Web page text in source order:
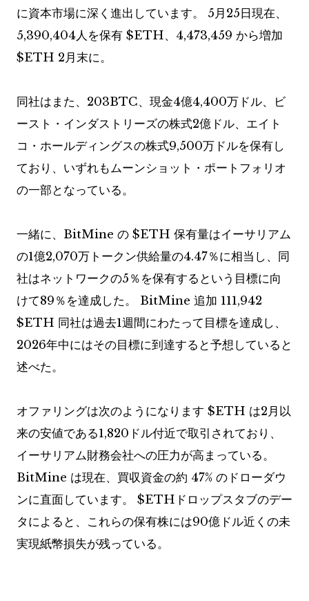
に資本市場に深く進出しています。 5月25日現在、
5,390,404人を保有 $ETH、4,473,459 から増加
$ETH 2月末に。
同社はまた、203BTC、現金4億4,400万ドル、ビ
ースト・インダストリーズの株式2億ドル、エイト
コ・ホールディングスの株式9,500万ドルを保有し
ており、いずれもムーンショット・ポートフォリオ
の一部となっている。
一緒に、BitMine の $ETH 保有量はイーサリアム
の1億2,070万トークン供給量の4.47％に相当し、同
社はネットワークの5％を保有するという目標に向
けて89％を達成した。 BitMine 追加 111,942
$ETH 同社は過去1週間にわたって目標を達成し、
2026年中にはその目標に到達すると予想していると
述べた。
オファリングは次のようになります $ETH は2月以
来の安値である1,820ドル付近で取引されており、
イーサリアム財務会社への圧力が高まっている。
BitMine は現在、買収資金の約 47% のドローダウ
ンに直面しています。 $ETH ドロップスタブのデー
タによると、これらの保有株には90億ドル近くの未
実現紙幣損失が残っている。